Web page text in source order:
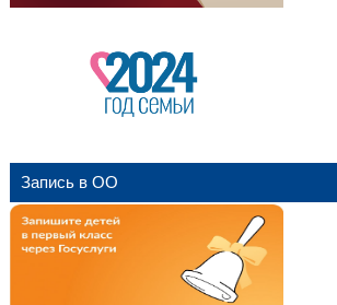
Запись в ОО